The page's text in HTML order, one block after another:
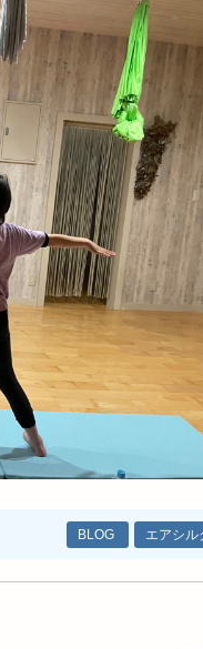
BLOG エアシル